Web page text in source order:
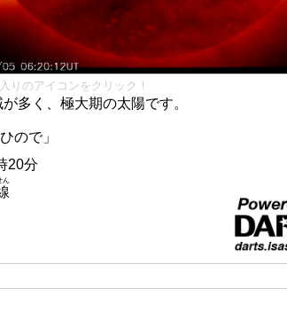
りのアイコンをクリック！
多く、極大期の太陽です。
ひので」
20分
ん